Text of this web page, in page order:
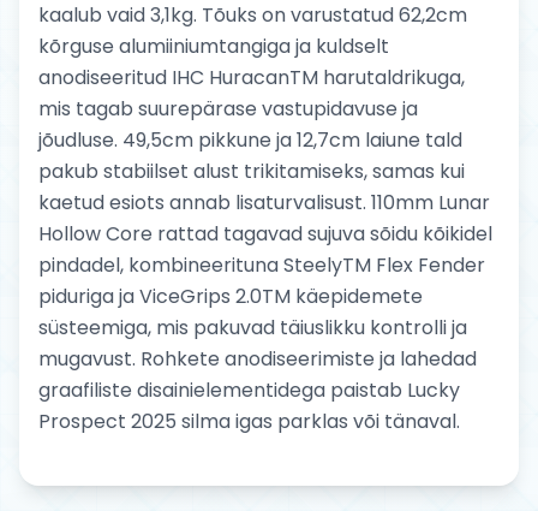
kaalub vaid 3,1kg. Tõuks on varustatud 62,2cm
kõrguse alumiiniumtangiga ja kuldselt
anodiseeritud IHC HuracanTM harutaldrikuga,
mis tagab suurepärase vastupidavuse ja
jõudluse. 49,5cm pikkune ja 12,7cm laiune tald
pakub stabiilset alust trikitamiseks, samas kui
kaetud esiots annab lisaturvalisust. 110mm Lunar
Hollow Core rattad tagavad sujuva sõidu kõikidel
pindadel, kombineerituna SteelyTM Flex Fender
piduriga ja ViceGrips 2.0TM käepidemete
süsteemiga, mis pakuvad täiuslikku kontrolli ja
mugavust. Rohkete anodiseerimiste ja lahedad
graafiliste disainielementidega paistab Lucky
Prospect 2025 silma igas parklas või tänaval.